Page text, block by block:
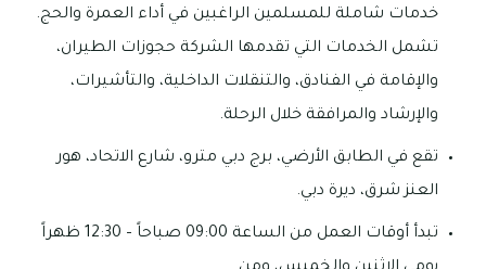
خدمات شاملة للمسلمين الراغبين في أداء العمرة والحج.
تشمل الخدمات التي تقدمها الشركة حجوزات الطيران،
والإقامة في الفنادق، والتنقلات الداخلية، والتأشيرات،
والإرشاد والمرافقة خلال الرحلة.
تقع في الطابق الأرضي، برج دبي مترو، شارع الاتحاد، هور
العنز شرق، ديرة دبي.
تبدأ أوقات العمل من الساعة 09:00 صباحاً – 12:30 ظهراً